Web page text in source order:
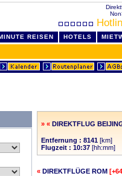
REISEN HOTELS
» « DIREKTFLUG
Entfernung : 8141 [km]
Flugzeit : 10:37 [hh:mm]
« DIREKTFLÜGE ROM